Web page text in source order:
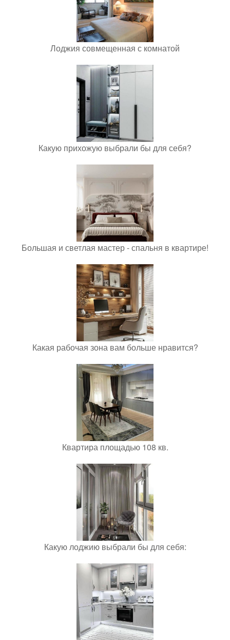
Лоджия совмещенная с комнатой
Какую прихожую выбрали бы для себя?
Большая и светлая мастер - спальня в квартире!
Какая рабочая зона вам больше нравится?
Квартира площадью 108 кв.
Какую лоджию выбрали бы для себя: